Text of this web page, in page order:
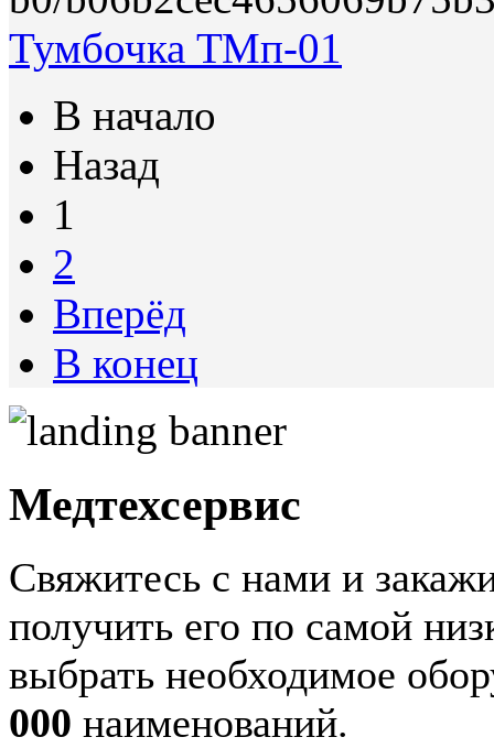
Тумбочка ТМп-01
В начало
Назад
1
2
Вперёд
В конец
Медтехсервис
Свяжитесь с нами и
получить его по самой
выбрать необходимое
000 наименований.